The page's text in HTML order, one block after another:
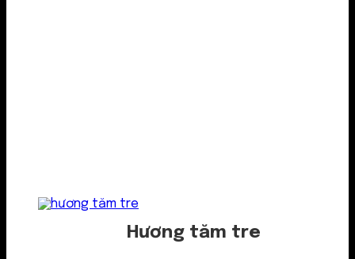
Hương tăm tre